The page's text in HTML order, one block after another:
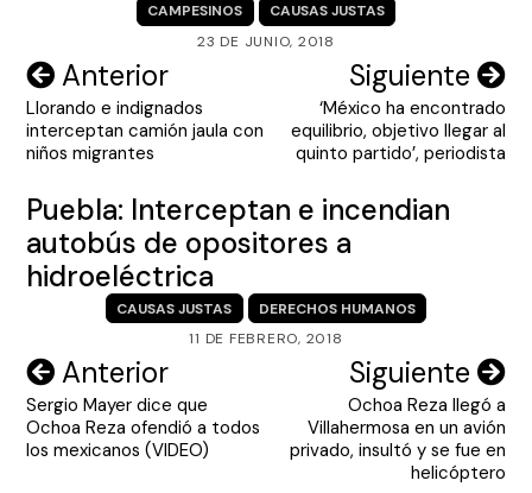
CAMPESINOS
CAUSAS JUSTAS
23 DE JUNIO, 2018
Navegación
de
entradas
Anterior
Llorando e indignados
interceptan camión jaula con
niños migrantes
Siguiente
‘México ha encontrado
equilibrio, objetivo llegar al
quinto partido’, periodista
Puebla: Interceptan e incendian
autobús de opositores a
hidroeléctrica
CAUSAS JUSTAS
DERECHOS HUMANOS
11 DE FEBRERO, 2018
Navegación
de
entradas
Anterior
Sergio Mayer dice que
Ochoa Reza ofendió a todos
los mexicanos (VIDEO)
Siguiente
Ochoa Reza llegó a
Villahermosa en un avión
privado, insultó y se fue en
helicóptero